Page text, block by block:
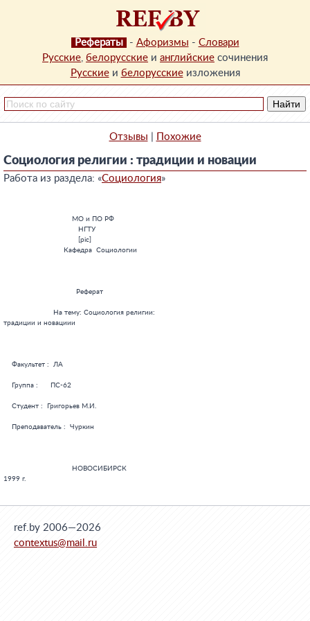
Рефераты - Афоризмы - Словари
Русские, белорусские и английские сочинения
Русскиеи белорусскиеизложения
Отзывы Похожие
Социология религии : традиции и новации
Работа из раздела: «Социология»
                                 МО и ПО РФ
                                    НГТУ
                                    [pic]
                             Кафедра  Социологии
                                   Реферат
                        На тему: Социология религии:
традиции и новациии
    Факультет :  ЛА
    Группа :      ПС-62
    Студент :  Григорьев М.И.
    Преподаватель :  Чуркин
                                 НОВОСИБИРСК
1999 г.
ref.by 2006—2026
contextus@mail.ru